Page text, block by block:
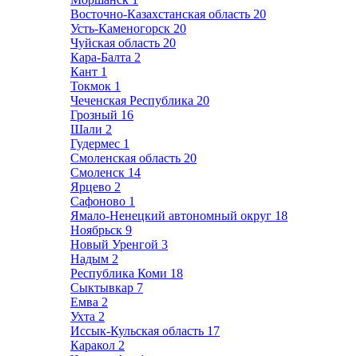
Восточно-Казахстанская область 20
Усть-Каменогорск 20
Чуйская область 20
Кара-Балта 2
Кант 1
Токмок 1
Чеченская Республика 20
Грозный 16
Шали 2
Гудермес 1
Смоленская область 20
Смоленск 14
Ярцево 2
Сафоново 1
Ямало-Ненецкий автономный округ 18
Ноябрьск 9
Новый Уренгой 3
Надым 2
Республика Коми 18
Сыктывкар 7
Емва 2
Ухта 2
Иссык-Кульская область 17
Каракол 2